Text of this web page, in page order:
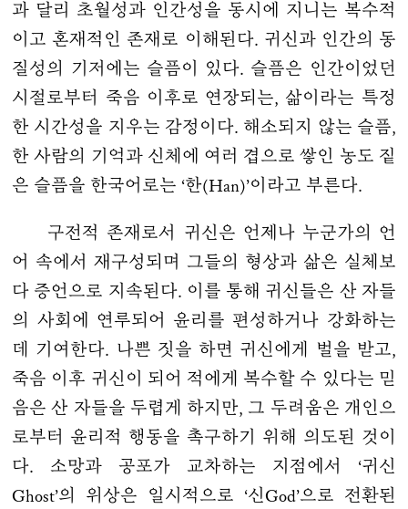
과 달리 초월성과 인간성을 동시에 지니는 복수적
이고 혼재적인 존재로 이해된다. 귀신과 인간의 동
질성의 기저에는 슬픔이 있다. 슬픔은 인간이었던
시절로부터 죽음 이후로 연장되는, 삶이라는 특정
한 시간성을 지우는 감정이다. 해소되지 않는 슬픔,
한 사람의 기억과 신체에 여러 겹으로 쌓인 농도 짙
은 슬픔을 한국어로는 ‘한(Han)’이라고 부른다.
구전적 존재로서 귀신은 언제나 누군가의 언
어 속에서 재구성되며 그들의 형상과 삶은 실체보
다 증언으로 지속된다. 이를 통해 귀신들은 산 자들
의 사회에 연루되어 윤리를 편성하거나 강화하는
데 기여한다. 나쁜 짓을 하면 귀신에게 벌을 받고,
죽음 이후 귀신이 되어 적에게 복수할 수 있다는 믿
음은 산 자들을 두렵게 하지만, 그 두려움은 개인으
로부터 윤리적 행동을 촉구하기 위해 의도된 것이
다. 소망과 공포가 교차하는 지점에서 ‘귀신
Ghost’의 위상은 일시적으로 ‘신God’으로 전환된